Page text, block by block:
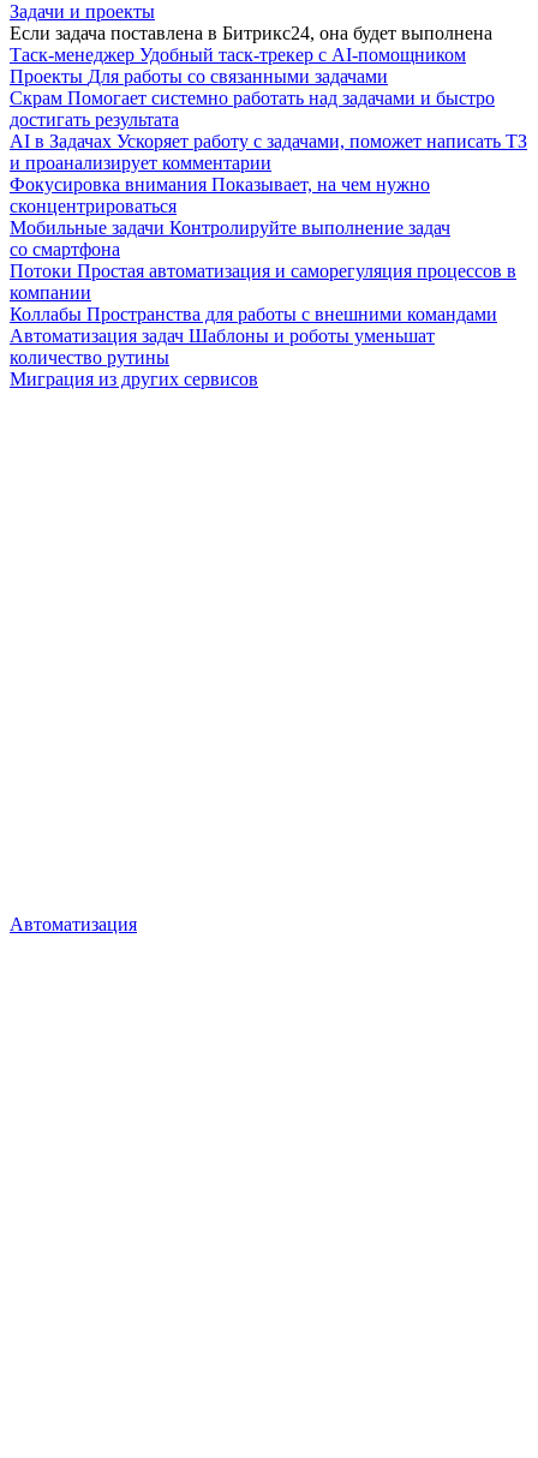
Задачи и проекты
Если задача поставлена в Битрикс24, она будет выполнена
Таск-менеджер Удобный таск-трекер с AI-помощником
Проекты Для работы со связанными задачами
Скрам Помогает системно работать над задачами и быстро
достигать результата
AI в Задачах Ускоряет работу с задачами, поможет написать ТЗ
и проанализирует комментарии
Фокусировка внимания Показывает, на чем нужно
сконцентрироваться
Мобильные задачи Контролируйте выполнение задач
со смартфона
Потоки Простая автоматизация и саморегуляция процессов в
компании
Коллабы Пространства для работы с внешними командами
Автоматизация задач Шаблоны и роботы уменьшат
количество рутины
Миграция из других сервисов
Автоматизация